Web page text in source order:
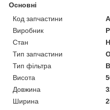
Основні
Код запчастини
Виробник
Стан
Тип запчастини
Тип фільтра
Висота
Довжина
Ширина